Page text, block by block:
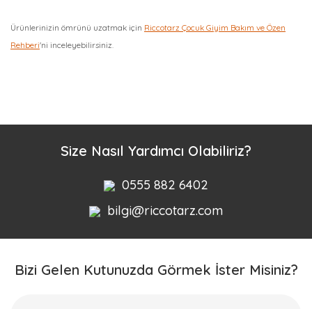
Ürünlerinizin ömrünü uzatmak için Riccotarz Çocuk Giyim Bakım ve Özen
Rehberi'ni inceleyebilirsiniz.
Size Nasıl Yardımcı Olabiliriz?
0555 882 6402
bilgi@riccotarz.com
Bizi Gelen Kutunuzda Görmek İster Misiniz?